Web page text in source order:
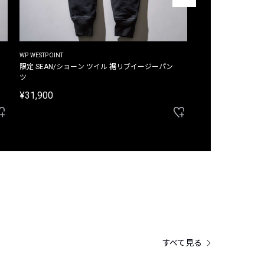
WP WESTPOINT
限定 SEAN/ショーン ツイル 裾リブイージーパン
ツ
¥31,900
すべて見る